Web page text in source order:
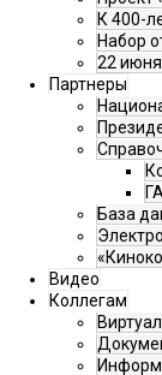
К 400-
Набор
22
Партнеры
База
Видео
Коллегам